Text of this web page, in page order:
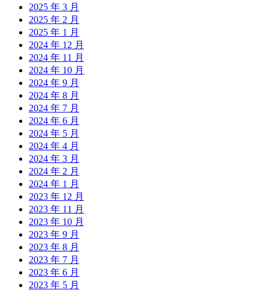
2025 年 3 月
2025 年 2 月
2025 年 1 月
2024 年 12 月
2024 年 11 月
2024 年 10 月
2024 年 9 月
2024 年 8 月
2024 年 7 月
2024 年 6 月
2024 年 5 月
2024 年 4 月
2024 年 3 月
2024 年 2 月
2024 年 1 月
2023 年 12 月
2023 年 11 月
2023 年 10 月
2023 年 9 月
2023 年 8 月
2023 年 7 月
2023 年 6 月
2023 年 5 月